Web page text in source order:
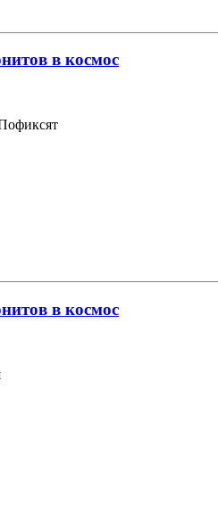
в космос
в космос